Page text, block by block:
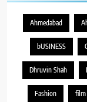
Ahmedabad
bUSINESS
Dhruvin Shah
Fashion film